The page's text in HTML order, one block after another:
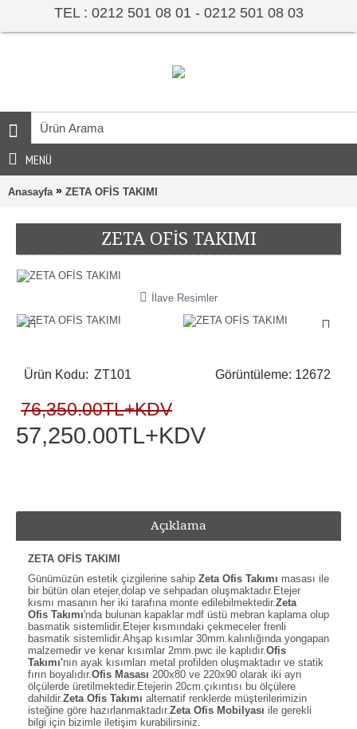
TEL : 0212 501 08 01 - 0212 501 08 03
MENÜ
Anasayfa » ZETA OFİS TAKIMI
ZETA OFİS TAKIMI
İlave Resimler
Görüntüleme: 12672
Ürün Kodu: ZT101
76,350.00TL+KDV
57,250.00TL+KDV
Açıklama
ZETA OFİS TAKIMI
Günümüzün estetik çizgilerine sahip Zeta Ofis Takımı masası ile
bir bütün olan etejer,dolap ve sehpadan oluşmaktadır.Etejer
kısmı masanın her iki tarafına monte edilebilmektedir.Zeta
Ofis Takımı'nda bulunan kapaklar mdf üstü mebran kaplama olup
basmatik sistemlidir.Etejer kısmındaki çekmeceler frenli
basmatik sistemlidir.Ahşap kısımlar 30mm.kalınlığında yongapan
malzemedir ve kenar kısımlar 2mm.pwc ile kaplıdır.Ofis
Takımı'nın ayak kısımları metal profilden oluşmaktadır ve statik
fırın boyalıdır.Ofis Masası 200x80 ve 220x90 olarak iki ayrı
ölçülerde üretilmektedir.Etejerin 20cm.çıkıntısı bu ölçülere
dahildir.Zeta Ofis Takımı alternatif renklerde müşterilerimizin
isteğine göre hazırlanmaktadır.Zeta Ofis Mobilyası ile gerekli
bilgi için bizimle iletişim kurabilirsiniz.